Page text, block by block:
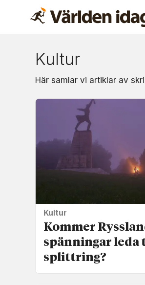
Om:
kultur
Kultur
Här samlar vi artiklar av
Kultur
Kommer
spänningar leda
splittring?